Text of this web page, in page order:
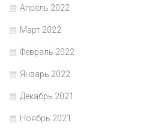
Апрель 2022
Март 2022
Февраль 2022
Январь 2022
Декабрь 2021
Ноябрь 2021